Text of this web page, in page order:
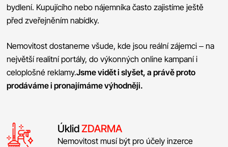
bydlení. Kupujícího nebo nájemníka často zajistíme ještě
před zveřejněním nabídky.
Nemovitost dostaneme všude, kde jsou reální zájemci – na
největší realitní portály, do výkonných online kampaní i
celoplošné reklamy.Jsme vidět i slyšet, a právě proto
prodáváme i pronajímáme výhodněji.
ÚklidZDARMA
Nemovitost musí být pro účely inzerce